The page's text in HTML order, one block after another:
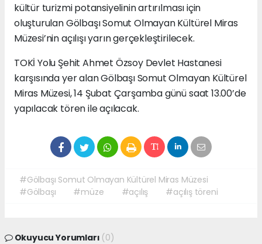
kültür turizmi potansiyelinin artırılması için
oluşturulan Gölbaşı Somut Olmayan Kültürel Miras
Müzesi’nin açılışı yarın gerçekleştirilecek.
TOKİ Yolu Şehit Ahmet Özsoy Devlet Hastanesi
karşısında yer alan Gölbaşı Somut Olmayan Kültürel
Miras Müzesi, 14 Şubat Çarşamba günü saat 13.00’de
yapılacak tören ile açılacak.
#Gölbaşı Somut Olmayan Kültürel Miras Müzesi
#Gölbaşı
#müze #açılış #açılış töreni
Okuyucu Yorumları (0)